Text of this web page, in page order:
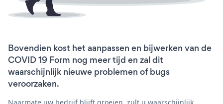
Bovendien kost het aanpassen en bijwerken van de
COVID 19 Form nog meer tijd en zal dit
waarschijnlijk nieuwe problemen of bugs
veroorzaken.